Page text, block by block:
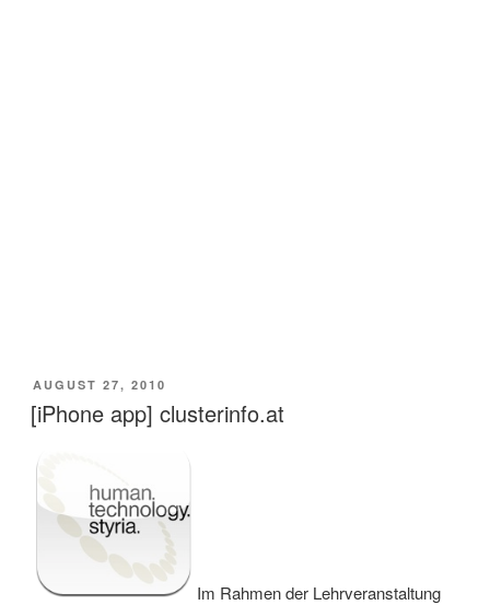
VERÖFFENTLICHT
AM
AUGUST 27, 2010
[iPhone app] clusterinfo.at
Im Rahmen der Lehrveranstaltung